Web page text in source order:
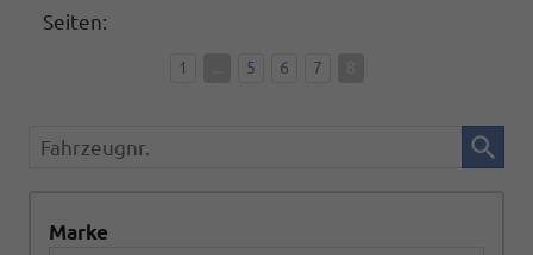
Seiten:
1 5 6 7
Fahrzeugnr.
Marke